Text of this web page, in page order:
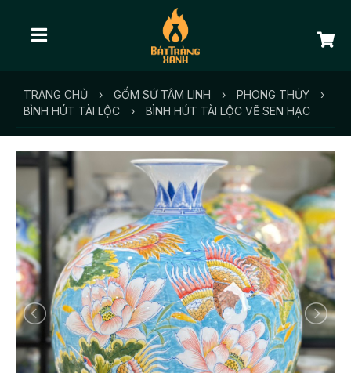
TRANG CHỦ › GỐM SỨ TÂM LINH › PHONG THỦY
›
BÌNH HÚT TÀI LỘC
› BÌNH HÚT TÀI LỘC VẼ SEN HẠC